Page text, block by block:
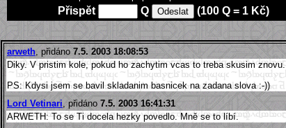
Přispět Q (100 Q = 1 Kč)
arweth , přidáno 7.5. 2003 18:08:53
Diky. V pristim kole, pokud ho zachytim vcas to treba skusim znovu.
PS: Kdysi jsem se bavil skladanim basnicek na zadana slova :-))
Lord Vetinari , přidáno 7.5. 2003 16:41:31
ARWETH: To se Ti docela hezky povedlo. Mně se to líbí.